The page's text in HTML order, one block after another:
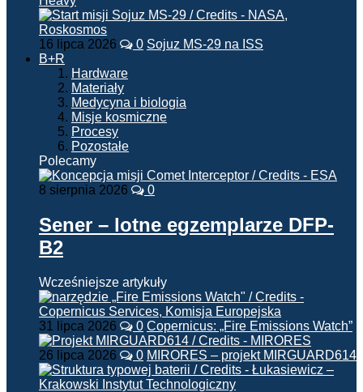
16 lipca 2026 0 Sojuz MS-29 na ISS
B+R
Hardware
Materiały
Medycyna i biologia
Misje kosmiczne
Procesy
Pozostałe
Polecamy
8 sierpnia 2026 0
Sener – lotne egzemplarze DFP-
B2
Wcześniejsze artykuły
31 lipca 2026 0 Copernicus: „Fire Emissions Watch”
26 lipca 2026 0 MIRORES – projekt MIRGUARD614